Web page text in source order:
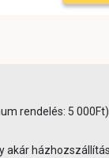
rendelés: 5
akár